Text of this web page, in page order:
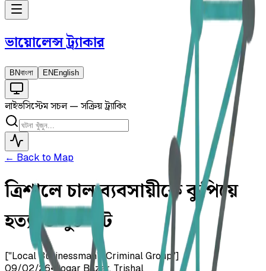
ভায়োলেন্সট্র্যাকার
BNবাংলা EN English
লাইভসিস্টেম সচল — সক্রিয় ট্র্যাকিং
← Back to Map
ত্রিশালে চাল ব্যবসায়ীকে কুপিয়ে
হত্যা ও লুটপাট
["Local Businessman","Criminal Group"]
09/02/26• Bogar Bazar, Trishal